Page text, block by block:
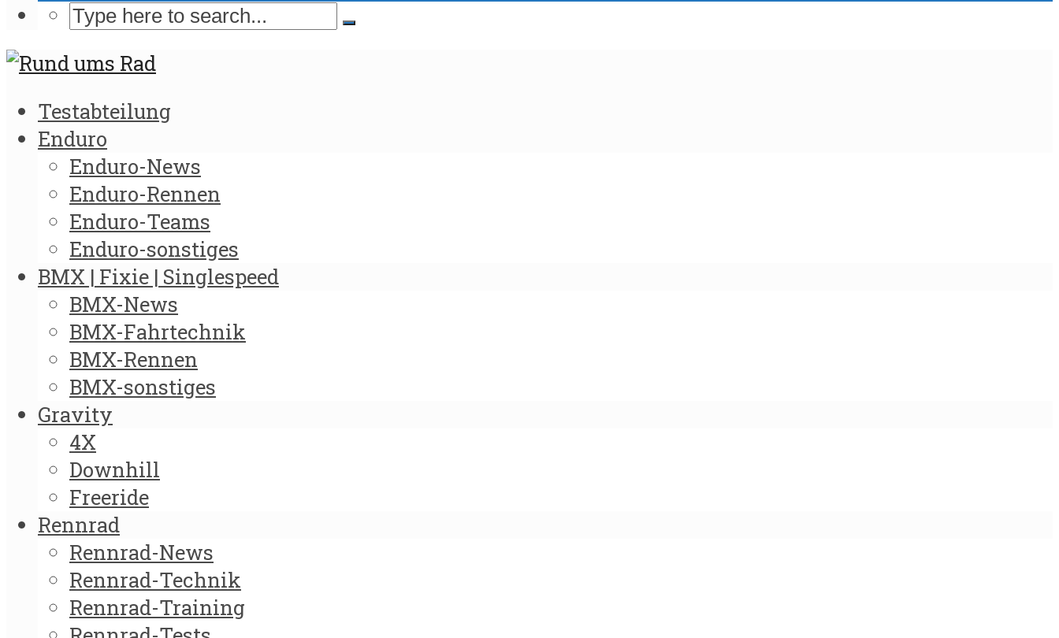
Testabteilung
Enduro
Enduro-News
Enduro-Rennen
Enduro-Teams
Enduro-sonstiges
BMX | Fixie | Singlespeed
BMX-News
BMX-Fahrtechnik
BMX-Rennen
BMX-sonstiges
Gravity
4X
Downhill
Freeride
Rennrad
Rennrad-News
Rennrad-Technik
Rennrad-Training